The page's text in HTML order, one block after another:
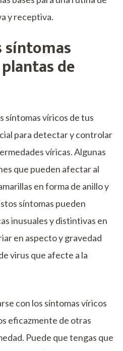
y receptiva.
de
síntomas víricos de tus
para detectar y controlar
víricas. Algunas
que pueden afectar al
en forma de anillo y
síntomas pueden
inusuales y distintivas en
en aspecto y gravedad
virus que afecte a la
con los síntomas víricos
eficazmente de otras
Puede que tengas que